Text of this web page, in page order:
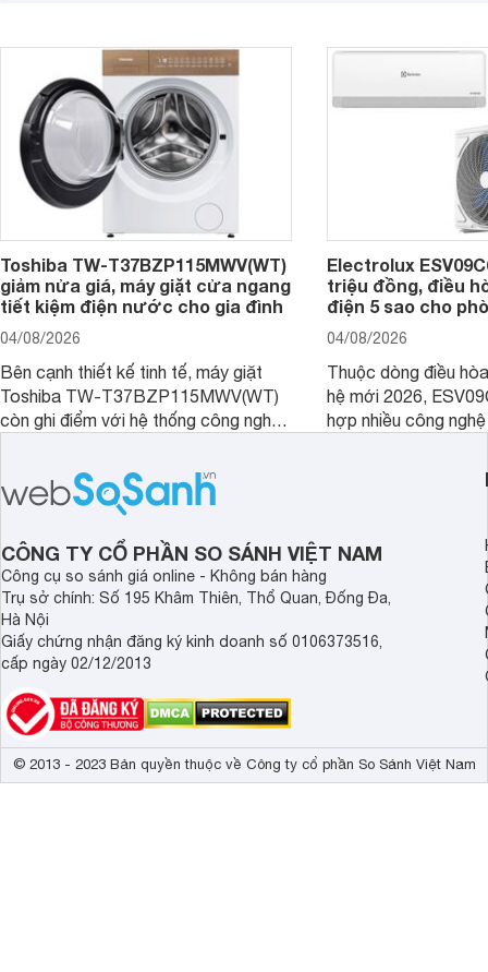
người tiêu dùng Việt.
Toshiba TW-T37BZP115MWV(WT)
giảm nửa giá, máy giặt cửa ngang
tiết kiệm điện nước cho gia đình
04/08/2026
Bên cạnh thiết kế tinh tế, máy giặt
Toshiba TW-T37BZP115MWV(WT)
còn ghi điểm với hệ thống công nghệ
vệ quần áo tốt hơn sau mỗi chu trình
Electrolux
triệu đồng, điều
điện 5 sao cho
04/08/2026
Thuộc dòng điều
hệ mới 2026,
hợp nhiều công
thiết bị đang được
CÔNG TY CỔ PHẦN SO SÁNH VIỆT NAM
Công cụ so sánh giá online - Không bán hàng
Trụ sở chính: Số 195 Khâm Thiên, Thổ Quan, Đống Đa,
Hà Nội
Giấy chứng nhận đăng ký kinh doanh số 0106373516,
cấp ngày 02/12/2013
© 2013 - 2023 Bản quyền thuộc về Công ty cổ phần So Sánh Việt Nam